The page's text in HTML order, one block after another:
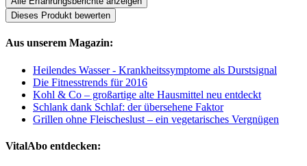
Dieses Produkt bewerten
Aus unserem Magazin:
Heilendes Wasser - Krankheitssymptome als Durstsignal
Die Fitnesstrends für 2016
Kohl & Co – großartige alte Hausmittel neu entdeckt
Schlank dank Schlaf: der übersehene Faktor
Grillen ohne Fleischeslust – ein vegetarisches Vergnügen
VitalAbo entdecken: